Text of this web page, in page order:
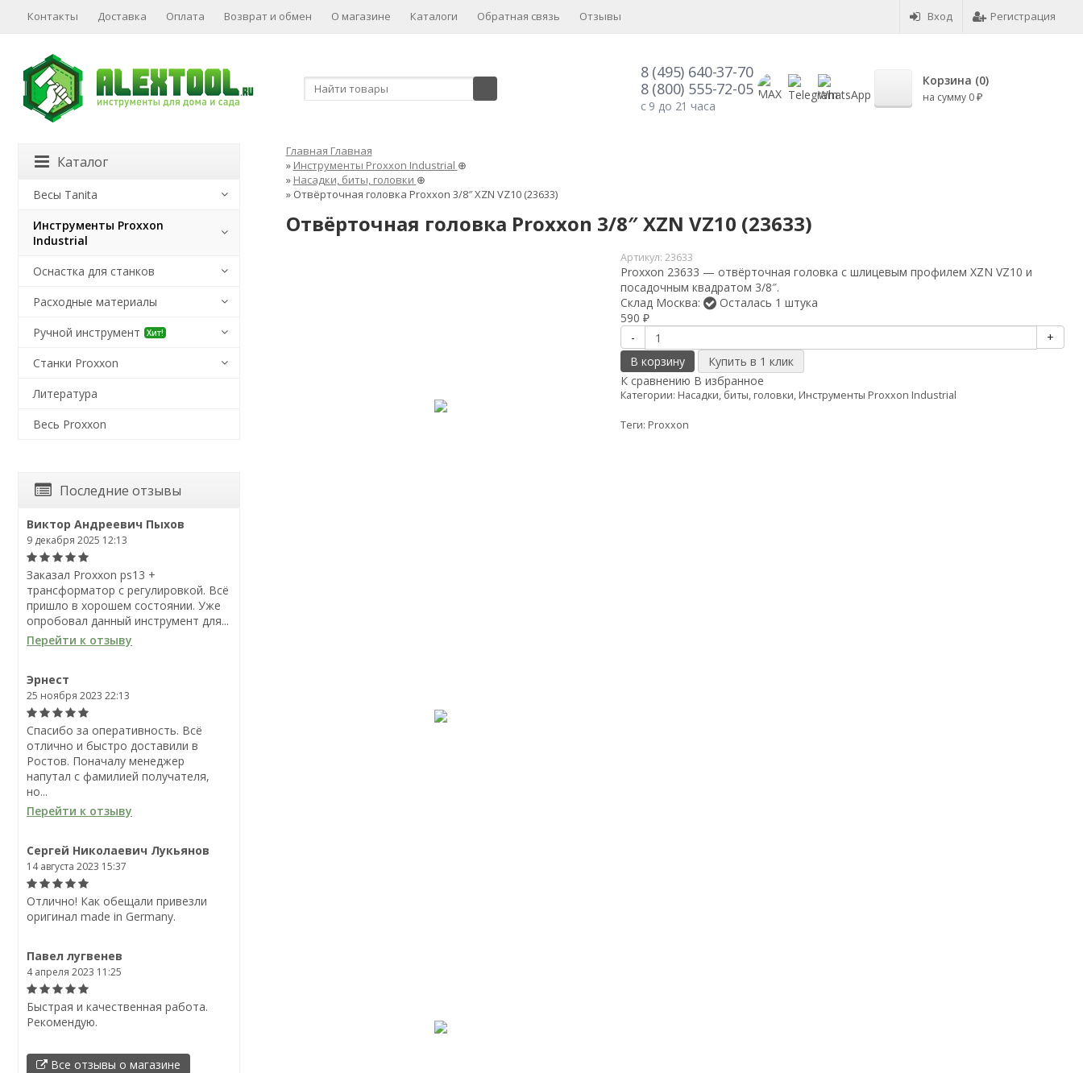
Вход Регистрация
Контакты Доставка Оплата Возврат и обмен О магазине Каталоги Обратная связь Отзывы
8 (495) 640-37-70
8 (800) 555-72-05
с 9 до 21 часа
Корзина (0)
на сумму 0 ₽
Главная Главная
» Инструменты Proxxon Industrial ⊕
» Насадки, биты, головки ⊕
» Отвёрточная головка Proxxon 3/8″ XZN VZ10 (23633)
Отвёрточная головка Proxxon 3/8″ XZN VZ10 (23633)
Артикул:23633
Proxxon 23633 — отвёрточная головка с шлицевым профилем XZN VZ10 и
посадочным квадратом 3/8″.
Склад Москва:
Осталась 1 штука
590₽
-
+
В корзину
К сравнению В избранное
Категории: Насадки, биты, головки, Инструменты Proxxon Industrial
Теги: Proxxon
Каталог
Весы Tanita
Инструменты Proxxon
Industrial
Оснастка для станков
Расходные материалы
Ручной инструмент
Хит!
Станки Proxxon
Литература
Весь Proxxon
Последние отзывы
Виктор Андреевич Пыхов
9 декабря 2025 12:13
Заказал Proxxon ps13 +
трансформатор с регулировкой. Всё
пришло в хорошем состоянии. Уже
опробовал данный инструмент для...
Перейти к отзыву
Эрнест
25 ноября 2023 22:13
Спасибо за оперативность. Всё
отлично и быстро доставили в
Ростов. Поначалу менеджер
напутал с фамилией получателя,
но...
Перейти к отзыву
Сергей Николаевич Лукьянов
14 августа 2023 15:37
Отлично! Как обещали привезли
оригинал made in Germany.
Павел лугвенев
4 апреля 2023 11:25
Быстрая и качественная работа.
Рекомендую.
Все отзывы о магазине